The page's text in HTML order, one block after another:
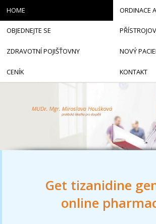
Get tizanidine
online
HOME ORDINACE
OBJEDNEJTE SE
ZDRAVOTNÍ POJIŠŤOVNY NOVÝ
CENÍK KONTAKT